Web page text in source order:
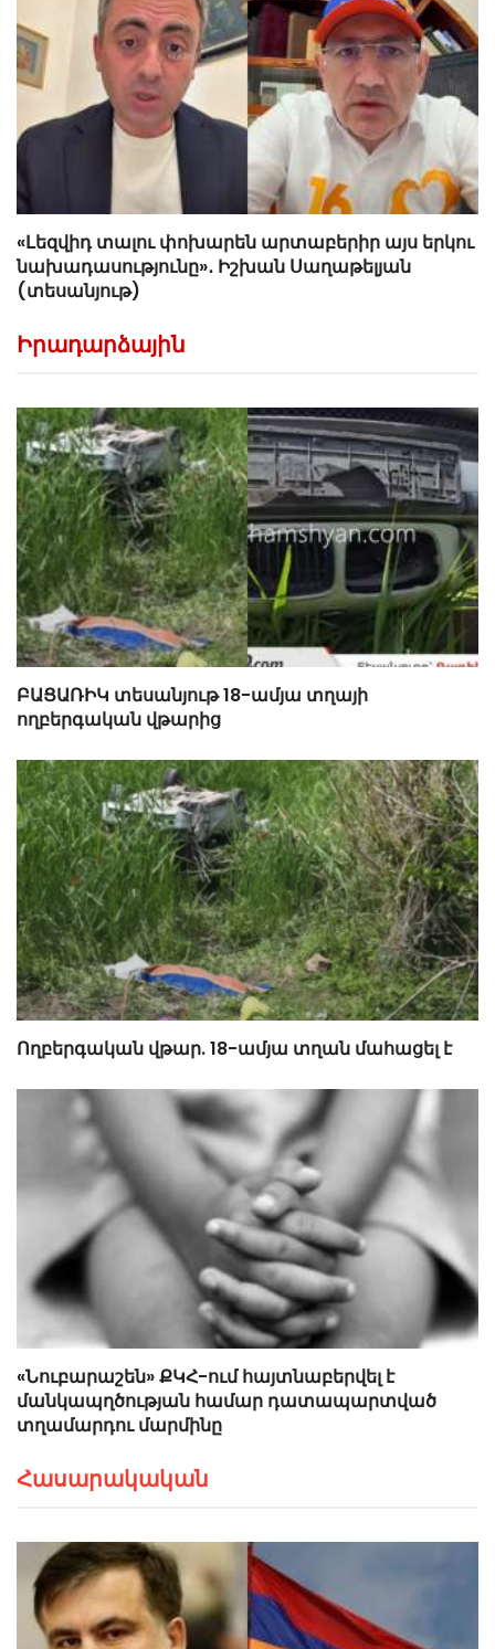
«Լեզվիդ տալու փոխարեն արտաբերիր այս երկու
նախադասությունը»․ Իշխան Սաղաթելյան
(տեսանյութ)
Իրադարձային
ԲԱՑԱՌԻԿ տեսանյութ 18-ամյա տղայի
ողբերգական վթարից
Ողբերգական վթար. 18-ամյա տղան մահացել է
«Նուբարաշեն» ՔԿՀ-ում հայտնաբերվել է
մանկապղծության համար դատապարտված
տղամարդու մարմինը
Հասարակական